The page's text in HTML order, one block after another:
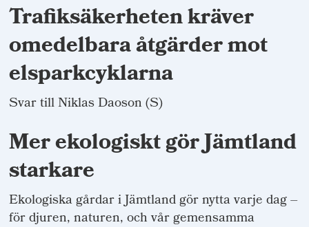
Trafiksäkerheten kräver
omedelbara åtgärder mot
elsparkcyklarna
Svar till Niklas Daoson (S)
Mer ekologiskt gör Jämtland
starkare
Ekologiska gårdar i Jämtland gör nytta varje dag –
för djuren, naturen, och vår gemensamma